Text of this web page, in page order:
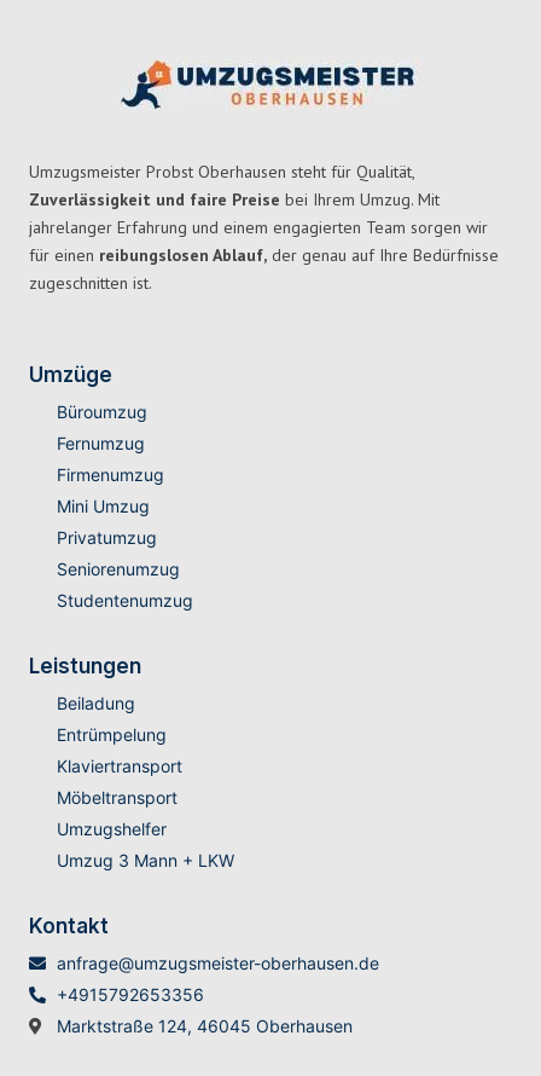
Umzugsmeister Probst Oberhausen steht für Qualität,
Zuverlässigkeit und faire Preise bei Ihrem Umzug. Mit
jahrelanger Erfahrung und einem engagierten Team sorgen wir
für einen reibungslosen Ablauf, der genau auf Ihre Bedürfnisse
zugeschnitten ist.
Umzüge
Büroumzug
Fernumzug
Firmenumzug
Mini Umzug
Privatumzug
Seniorenumzug
Studentenumzug
Leistungen
Beiladung
Entrümpelung
Klaviertransport
Möbeltransport
Umzugshelfer
Umzug 3 Mann + LKW
Kontakt
anfrage@umzugsmeister-oberhausen.de
+4915792653356
Marktstraße 124, 46045 Oberhausen